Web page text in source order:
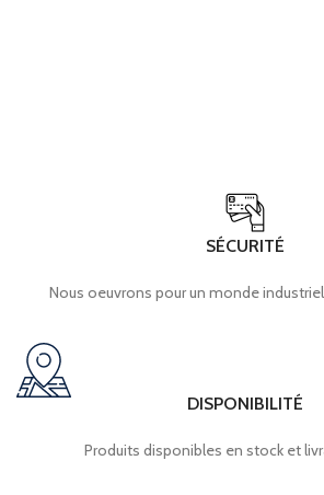
SÉCURITÉ
Nous oeuvrons pour un monde
DISPONIBILITÉ
Produits disponibles en stock et